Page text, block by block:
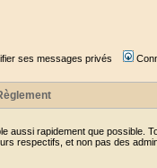
ses messages privés
rapidement que possible.
respectifs, et non pas des